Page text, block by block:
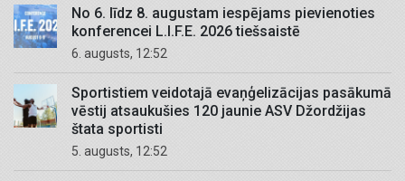
No 6. līdz 8. augustam iespējams pievienoties
konferencei L.I.F.E. 2026 tiešsaistē
6. augusts, 12:52
Sportistiem veidotajā evaņģelizācijas pasākumā
vēstij atsaukušies 120 jaunie ASV Džordžijas
štata sportisti
5. augusts, 12:52